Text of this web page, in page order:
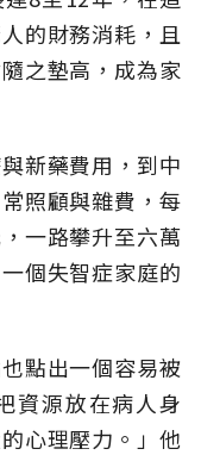
的財務消耗，且
之墊高，成為家
新藥費用，到中
照顧與雜費，每
一路攀升至六萬
個失智症家庭的
點出一個容易被
資源放在病人身
心理壓力。」他